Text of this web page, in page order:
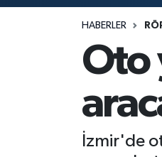
HABERLER
Oto
İzmir'de
Resmi İlanlar
Tüm Manşetler
Son Dakika Haberleri
Haber Arşivi